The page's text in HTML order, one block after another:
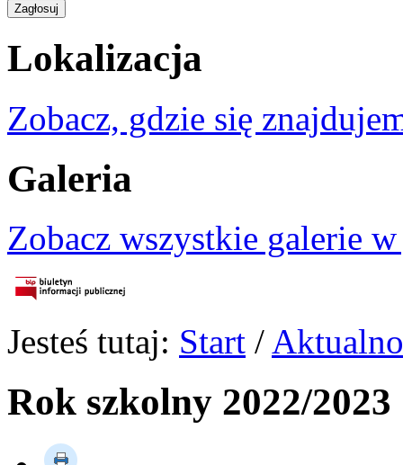
Lokalizacja
Zobacz, gdzie się
Galeria
Zobacz wszystkie galerie
Jesteś tutaj: Start /
Rok szkolny 2022/2023